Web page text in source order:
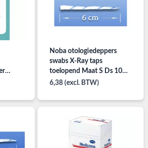
Noba otologiedeppers
swabs X-Ray taps
toelopend Maat S Ds 100
stuk
6,38 (excl. BTW)